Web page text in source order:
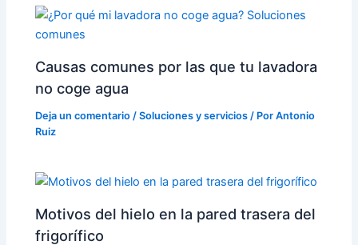
Causas comunes por las que tu lavadora
no coge agua
Deja un comentario /Soluciones y servicios / PorAntonio
Ruiz
Motivos del hielo en la pared trasera del
frigorífico